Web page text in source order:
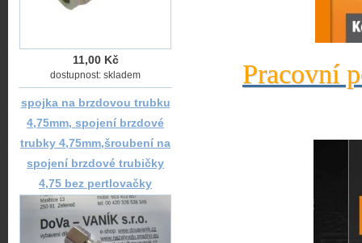
Pracovní
11,00 Kč
dostupnost: skladem
spojka na brzdovou trubku
4,75mm, spojení brzdové
trubky 4,75mm,šroubení na
spojení brzdové trubičky
4,75 bez pertlovačky